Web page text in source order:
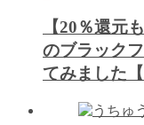
【20％還元
のブラック
てみました